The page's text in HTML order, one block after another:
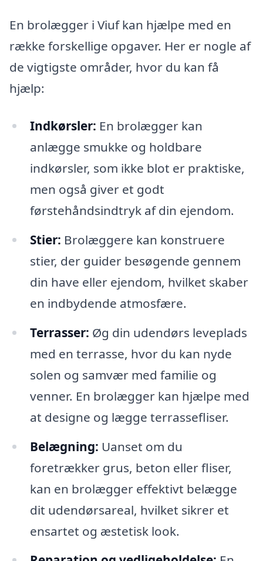
En brolægger i Viuf kan hjælpe med en
række forskellige opgaver. Her er nogle af
de vigtigste områder, hvor du kan få
hjælp:
Indkørsler: En brolægger kan
anlægge smukke og holdbare
indkørsler, som ikke blot er praktiske,
men også giver et godt
førstehåndsindtryk af din ejendom.
Stier: Brolæggere kan konstruere
stier, der guider besøgende gennem
din have eller ejendom, hvilket skaber
en indbydende atmosfære.
Terrasser: Øg din udendørs leveplads
med en terrasse, hvor du kan nyde
solen og samvær med familie og
venner. En brolægger kan hjælpe med
at designe og lægge terrassefliser.
Belægning: Uanset om du
foretrækker grus, beton eller fliser,
kan en brolægger effektivt belægge
dit udendørsareal, hvilket sikrer et
ensartet og æstetisk look.